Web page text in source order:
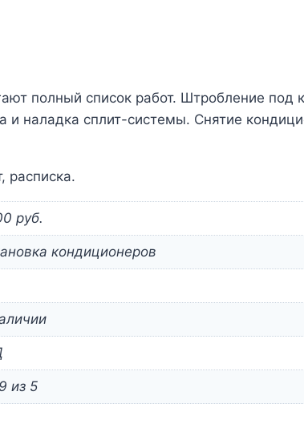
полный список работ. Штробление под
и наладка сплит-системы. Снятие
расписка.
руб.
кондиционеров
из 5